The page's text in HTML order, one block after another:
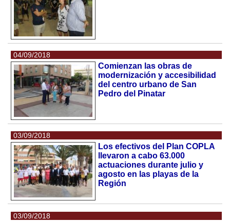
04/09/2018
Comienzan las obras de
modernización y accesibilidad
del centro urbano de San
Pedro del Pinatar
03/09/2018
Los efectivos del Plan COPLA
llevaron a cabo 63.000
actuaciones durante julio y
agosto en las playas de la
Región
03/09/2018